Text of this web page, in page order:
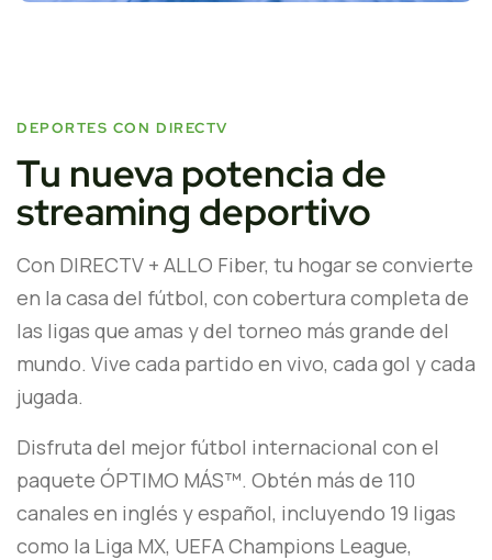
DEPORTES CON DIRECTV
Tu nueva potencia de
streaming deportivo
Con DIRECTV + ALLO Fiber, tu hogar se convierte
en la casa del fútbol, con cobertura completa de
las ligas que amas y del torneo más grande del
mundo. Vive cada partido en vivo, cada gol y cada
jugada.
Disfruta del mejor fútbol internacional con el
paquete ÓPTIMO MÁS™. Obtén más de 110
canales en inglés y español, incluyendo 19 ligas
como la Liga MX, UEFA Champions League,